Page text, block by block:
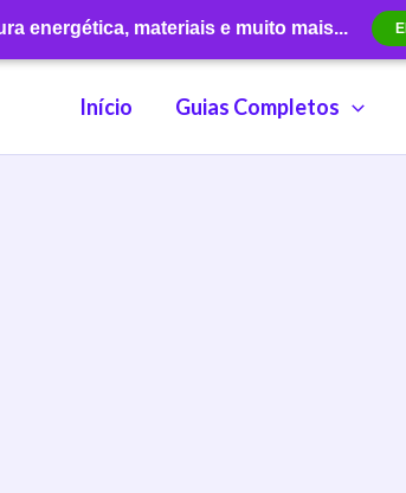
energética, materiais e muito mais...
Início Guias Completos